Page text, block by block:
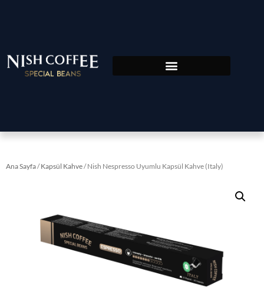
Ana Sayfa/Kapsül Kahve/ Nish Nespresso Uyumlu Kapsül Kahve (Italy)​